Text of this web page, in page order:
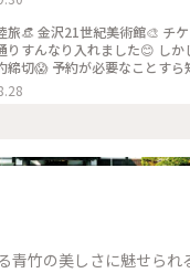
場所』も鑑賞。 これは、アー
、 「道」や「移動」をテーマ
点から 「異なる場所をつなぐ
を 美術館の中に創出すること
度から道や移動を見ている作
白かったです！ 一日中いても
年10月18日(土) - 2026年3月
生
ット事前予約のおかげ
りすんなり入れました😊 しか
締切😱 予約が必要なことすら
うですよね、人気の美術館
外でプールを上から覗くのも
ら覗くプールが見られるよう
ビットチェアや、憧れのアル
チェアやスワンチェアに座れ
館 #美術館 #金沢 #石川 #アー
青竹の美しさに魅せられ